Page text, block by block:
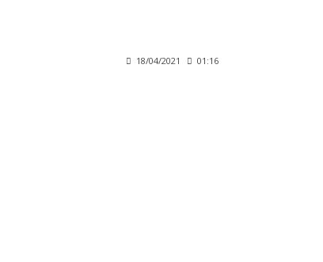
18/04/2021 01:16